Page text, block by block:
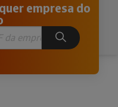
empresa do